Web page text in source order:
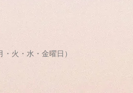
火・水・金曜日）